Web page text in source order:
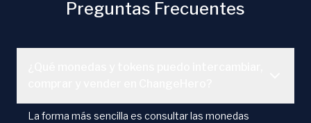
Preguntas Frecuentes
La forma más sencilla es consultar las monedas